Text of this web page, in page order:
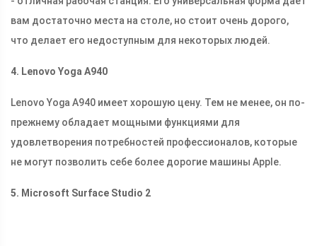
вам достаточно места на столе, но стоит очень дорого,
что делает его недоступным для некоторых людей.
4. Lenovo Yoga A940
Lenovo Yoga A940 имеет хорошую цену. Тем не менее, он по-
прежнему обладает мощными функциями для
удовлетворения потребностей профессионалов, которые
не могут позволить себе более дорогие машины Apple.
5. Microsoft Surface Studio 2